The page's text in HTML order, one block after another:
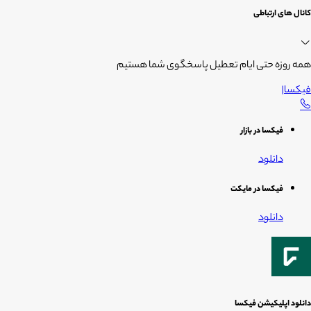
کانال های ارتباطی
همه روزه حتی ایام تعطیل پاسخگوی شما هستیم
فیکسا|
فیکسا در بازار
دانلود
فیکسا در مایکت
دانلود
دانلود اپلیکیشن فیکسا